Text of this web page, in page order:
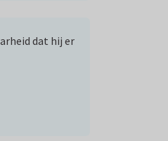
dat hij er